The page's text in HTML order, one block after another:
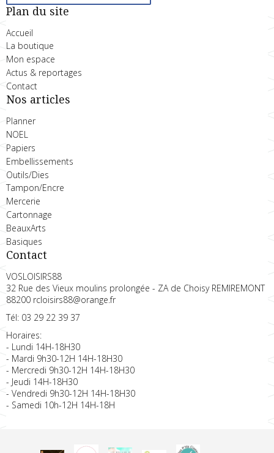
Plan du site
Accueil
La boutique
Mon espace
Actus & reportages
Contact
Nos articles
Planner
NOEL
Papiers
Embellissements
Outils/Dies
Tampon/Encre
Mercerie
Cartonnage
BeauxArts
Basiques
Contact
VOSLOISIRS88
32 Rue des Vieux moulins prolongée - ZA de Choisy REMIREMONT
88200 rcloisirs88@orange.fr
Tél: 03 29 22 39 37
Horaires:
- Lundi 14H-18H30
- Mardi 9h30-12H 14H-18H30
- Mercredi 9h30-12H 14H-18H30
- Jeudi 14H-18H30
- Vendredi 9h30-12H 14H-18H30
- Samedi 10h-12H 14H-18H